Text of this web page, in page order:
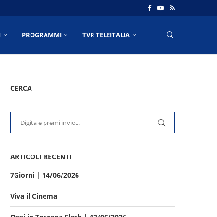
PROGRAMMI TVR TELEITALIA
CERCA
ARTICOLI RECENTI
7Giorni | 14/06/2026
Viva il Cinema